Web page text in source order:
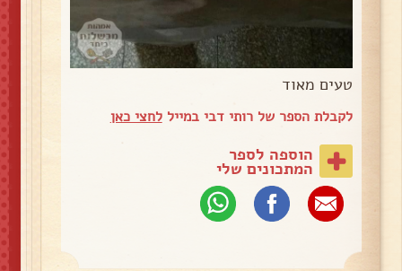
טעים מאוד
לקבלת הספר של רותי דבי במייללחצי כאן
הוספה לספר
המתכונים שלי